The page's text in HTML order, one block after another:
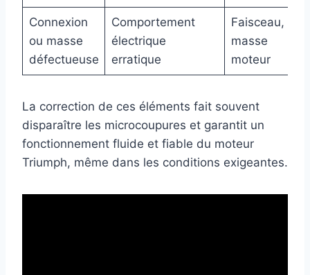
Connexion
ou masse
défectueuse
Comportement
électrique
erratique
Faisceau,
masse
moteur
La correction de ces éléments fait souvent
disparaître les microcoupures et garantit un
fonctionnement fluide et fiable du moteur
Triumph, même dans les conditions exigeantes.